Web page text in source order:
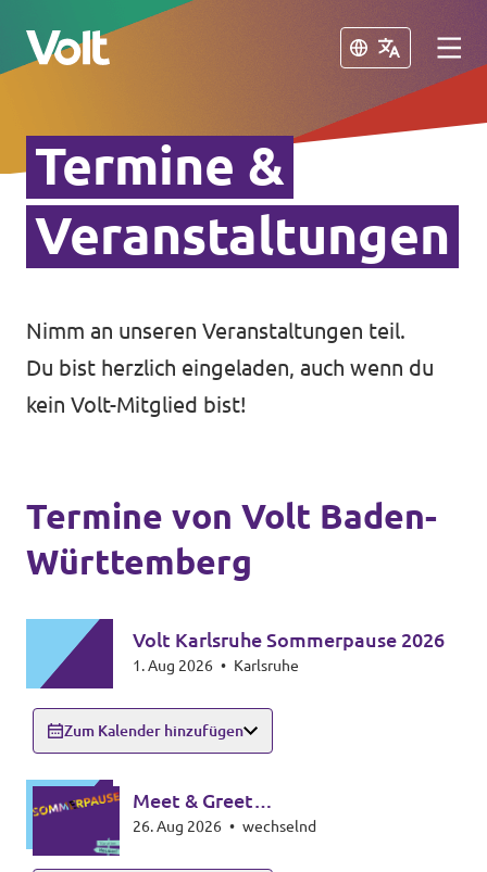
Schließen
Volt in Baden-Württemberg
Lokale Teams
Website
Volt in deinem Bundesland
Schließen
Programm
Über Volt
Menschen
Unsere Events
Mache bei uns mit!
Deine Spende für Volt!
Jobs bei Volt
Termine &
Veranstaltungen
Nimm an unseren Veranstaltungen teil.
Du bist herzlich eingeladen, auch wenn du
kein Volt-Mitglied bist!
Termine von Volt Baden-
Württemberg
Volt Karlsruhe Sommerpause 2026
1. Aug 2026 • Karlsruhe
Zum Kalender hinzufügen
Meet & Greet
Zollernalbkreis/Sigmaringen
26. Aug 2026 • wechselnd